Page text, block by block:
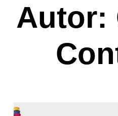
Autor: